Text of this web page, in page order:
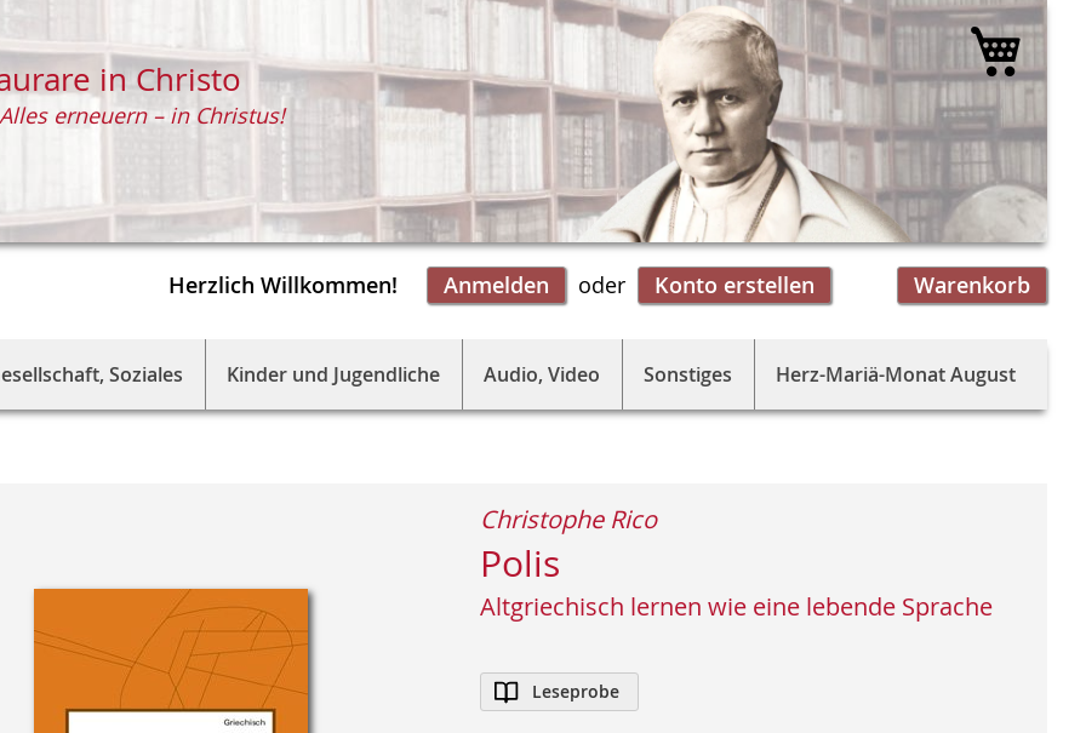
Herzlich Willkommen! Anmelden Warenkorb
Konto erstellen
in Christo
Alles erneuern – in Christus!
Mein
Soziales Kinder und Jugendliche Audio, Video Sonstiges Herz-Mariä-Monat August
Polis
Altgriechisch lernen wie eine lebende Sprache
Christophe Rico
Leseprobe